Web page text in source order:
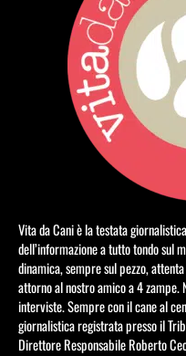
Vita da Cani è la testata
dell’informazione a tutto tondo sul
dinamica, sempre sul pezzo,
attorno al nostro amico a 4
interviste. Sempre con il cane al
giornalistica registrata presso il
Direttore Responsabile Roberto